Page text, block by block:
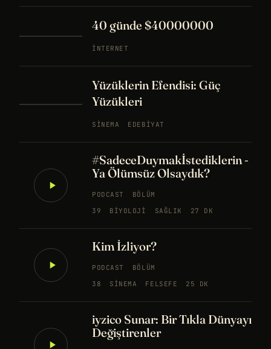
40 günde $40000000
İNTERNET
Yüzüklerin Efendisi: Güç
Yüzükleri
SINEMA EDEBIYAT
#SadeceDuymakİstediklerin -
Ya Ölümsüz Olsaydık?
PODCAST
BÖLÜM
39
BIYOLOJI SAĞLIK 27 DK
Kim İzliyor?
PODCAST
BÖLÜM
38
SINEMA FELSEFE 25 DK
iyzico Sunar: Bir Tıkla Dünyayı
Değiştirenler